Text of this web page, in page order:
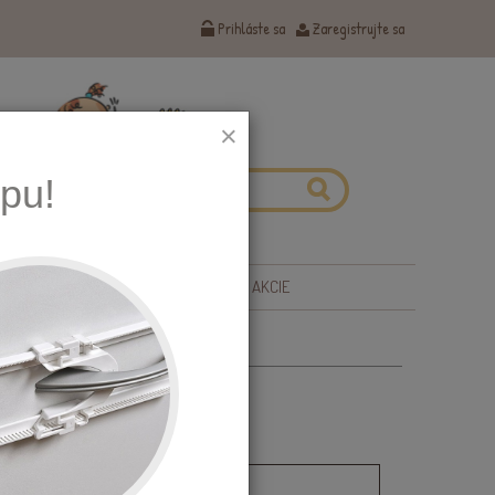
Prihláste sa Zaregistrujte sa
TIPY NA DARČEKY AKCIE
a vidlička Boon
×